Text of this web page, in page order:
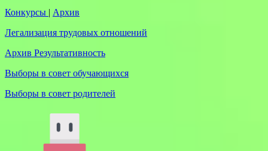
Конкурсы | Архив
Легализация трудовых отношений
Архив Результативность
Выборы в совет обучающихся
Выборы в совет родителей